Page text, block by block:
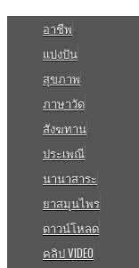
อาชีพ
แบ่งปัน
สุขภาพ
ภาษาวัด
สังฆทาน
ประเพณี
นานาสาระ
ยาสมุนไพร
ดาวน์โหลด
คลิป VIDEO